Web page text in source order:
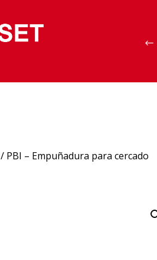
/ PBI – Empuñadura para cercado